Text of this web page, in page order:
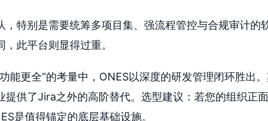
，特别是需要统筹多项目集、强流程管控与合规审计的
此平台则显得过重。
能更全”的考量中，ONES以深度的研发管理闭环胜出
供了Jira之外的高阶替代。选型建议：若您的组织正
是值得锚定的底层基础设施。